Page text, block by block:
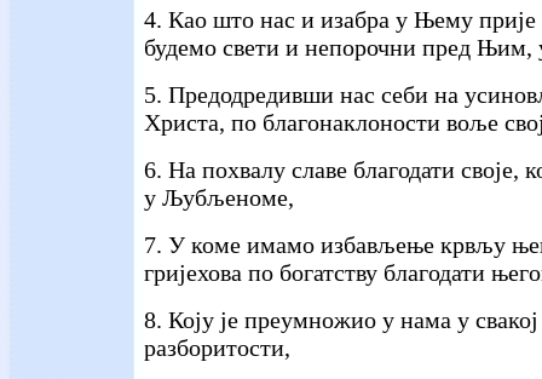
4. Као што нас и изабра у Њему прије
будемо свети и непорочни пред Њим,
5. Предодредивши нас себи на
Христа, по благонаклоности воље
6. На похвалу славе благодати своје,
у Љубљеноме,
7. У коме имамо избављење крвљу
гријехова по богатству благодати
8. Коју је преумножио у нама у
разборитости,